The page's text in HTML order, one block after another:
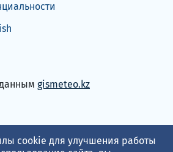
gismeteo.kz
cookie для улучшения работы